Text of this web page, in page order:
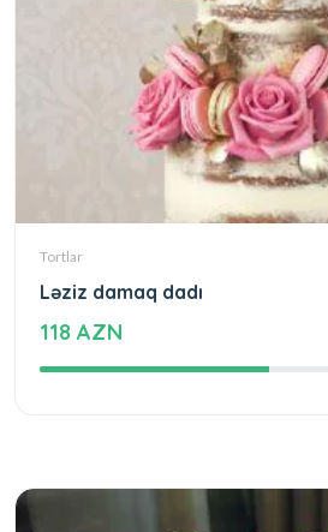
Tortlar
Ləziz damaq dadı
118 AZN